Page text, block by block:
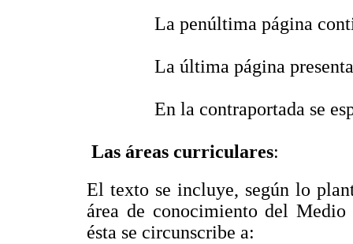
 La penúltima página
 La última página
 En la contraportada se
Las áreas curriculares:
El texto se incluye, según lo
área de conocimiento del
ésta se circunscribe a: